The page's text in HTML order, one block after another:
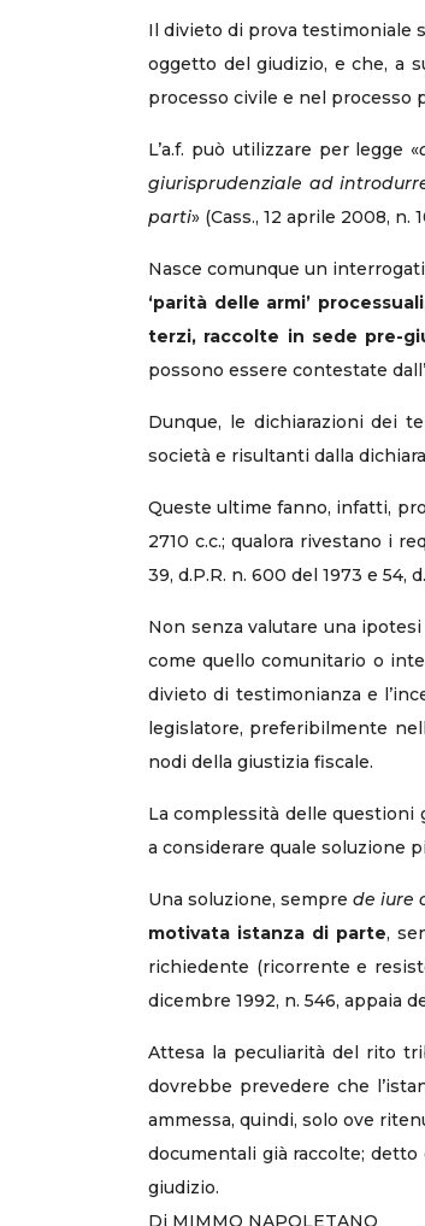
Il divieto di prova testimoniale
oggetto del giudizio, e che, a
processo civile e nel processo
L’a.f. può utilizzare per legge «
giurisprudenziale ad
parti» (Cass., 12 aprile 2008, n.
Nasce comunque un
‘parità delle armi’
terzi, raccolte in sede pre-
possono essere contestate
Dunque, le dichiarazioni dei
società e risultanti dalla
Queste ultime fanno, infatti,
2710 c.c.; qualora rivestano i
39, d.P.R. n. 600 del 1973 e 54,
Non senza valutare una
come quello comunitario o
divieto di testimonianza e
legislatore, preferibilmente
nodi della giustizia fiscale.
La complessità delle questioni
a considerare quale soluzione
Una soluzione, sempre de iure
motivata istanza di parte,
richiedente (ricorrente e
dicembre 1992, n. 546, appaia
Attesa la peculiarità del rito
dovrebbe prevedere che
ammessa, quindi, solo ove
documentali già raccolte;
giudizio.
Di MIMMO NAPOLETANO